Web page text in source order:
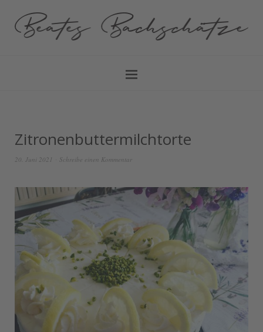
Zitronenbuttermilchtorte
20. Juni 2021 Schreibe einen Kommentar